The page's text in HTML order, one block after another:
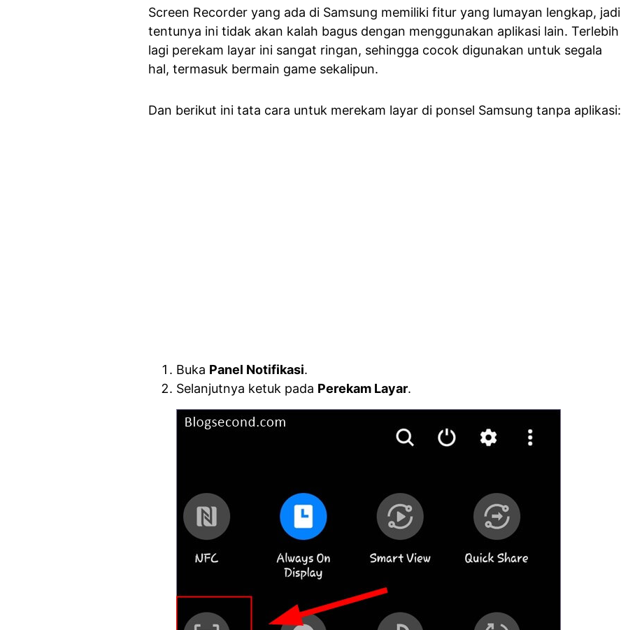
Screen Recorder yang ada di Samsung memiliki fitur yang lumayan lengkap, jadi
tentunya ini tidak akan kalah bagus dengan menggunakan aplikasi lain. Terlebih
lagi perekam layar ini sangat ringan, sehingga cocok digunakan untuk segala
hal, termasuk bermain game sekalipun.
Dan berikut ini tata cara untuk merekam layar di ponsel Samsung tanpa aplikasi:
Buka Panel Notifikasi.
Selanjutnya ketuk pada Perekam Layar.